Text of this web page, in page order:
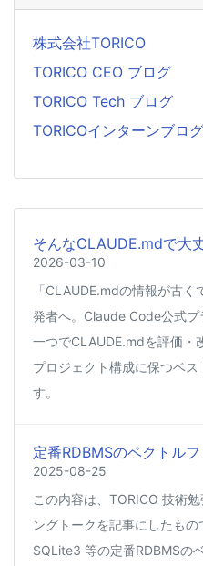
株式会社TORICO
TORICO CEO ブログ
TORICO Tech ブログ
TORICOインターンブログ
そんなCLAUDE.mdで大
2026-03-10
「CLAUDE.mdの情報が古
発者へ。Claude Code公式
一つでCLAUDE.mdを評価・
プロジェクト構成に保つベ
す。
定番RDBMSのベクトル
2025-08-25
この内容は、TORICO 技術
ングトークを記事にしたも
SQLite3 等の定番RDBMSの